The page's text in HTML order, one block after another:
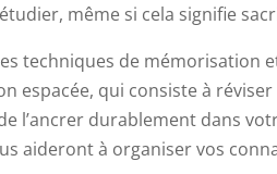
même si cela signifie
techniques de mémorisation
espacée, qui consiste à
l’ancrer durablement dans
aideront à organiser vos